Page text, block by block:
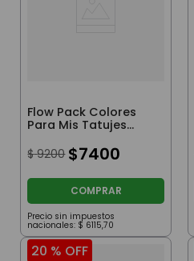
Flow Pack Colores
Para Mis Tatujes
$ 9200 $7400
COMPRAR
Precio sin impuestos
nacionales: $ 6115,70
20 % OFF